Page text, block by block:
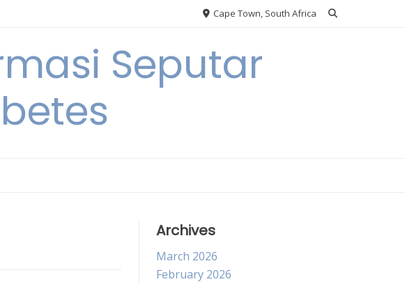
Cape Town, South Africa
Seputar
Archives
March 2026
February 2026